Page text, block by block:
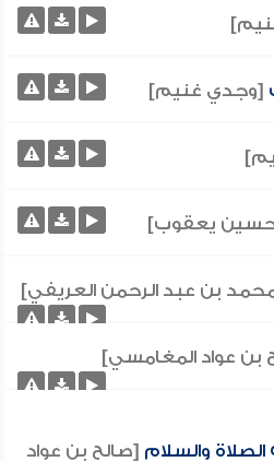
[وجدي غنيم]
يعقوب]
بن عبد الرحمن العريفي]
بن عواد المغامسي]
والسلام [صالح بن عواد